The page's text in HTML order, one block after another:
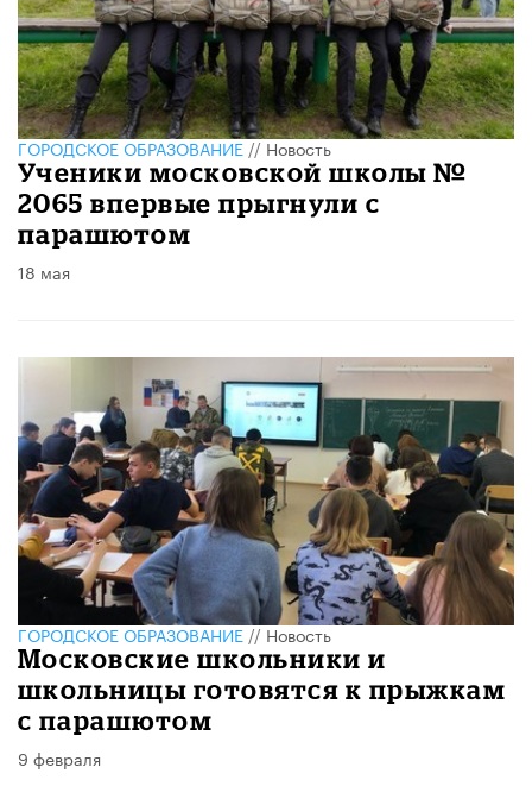
ГОРОДСКОЕ ОБРАЗОВАНИЕ//Новость
Ученики московской школы №
2065 впервые прыгнули с
парашютом
18 мая
ГОРОДСКОЕ ОБРАЗОВАНИЕ//Новость
Московские школьники и
школьницы готовятся к прыжкам
с парашютом
9 февраля